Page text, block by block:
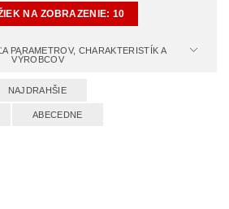
NA ZOBRAZENIE:10
PARAMETROV, CHARAKTERISTÍK A
VÝROBCOV
NAJDRAHŠIE
ABECEDNE